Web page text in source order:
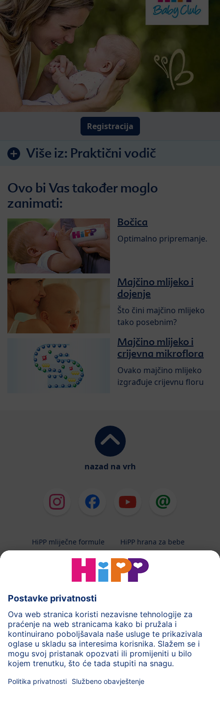
Registracija
Više iz: Praktični vodič
Ovo bi Vas također moglo
zanimati:
Bočica
Optimalno pripremanje.
Majčino mlijeko i
dojenje
Što čini majčino mlijeko
tako posebnim?
Majčino mlijeko i
crijevna mikroflora
Ovako majčino mlijeko
izgrađuje crijevnu floru
nazad na vrh
HiPP mliječne formule
HiPP hrana za bebe
HiPP njega
HiPP trudnoća
Terapeutska dijeta
Zaštita podataka i upute za korištenj
Uvjeti korištenja
Impressum
Kontakt
O HiPP-u